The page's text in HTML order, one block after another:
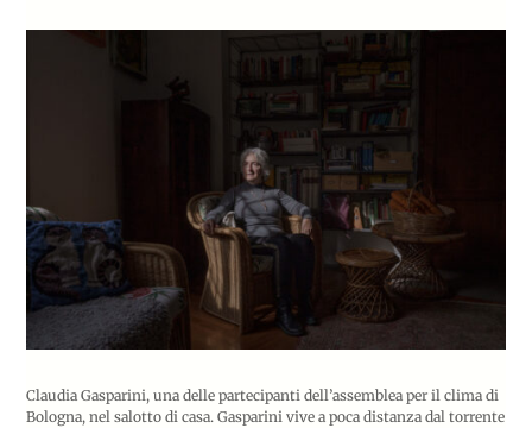
Claudia Gasparini, una delle partecipanti dell’assemblea per il clima di
Bologna, nel salotto di casa. Gasparini vive a poca distanza dal torrente